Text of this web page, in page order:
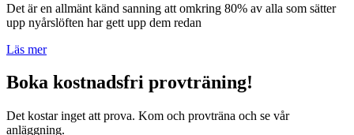
Det är en allmänt känd sanning att omkring 80% av alla som sätter
upp nyårslöften har gett upp dem redan
Läs mer
Boka kostnadsfri provträning!
Det kostar inget att prova. Kom och provträna och se vår
anläggning.